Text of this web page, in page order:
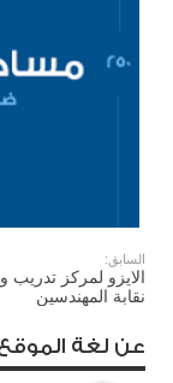
السابق:
الايزو لمركز تدريب
نقابة المهندسين
عن لغة الموقع